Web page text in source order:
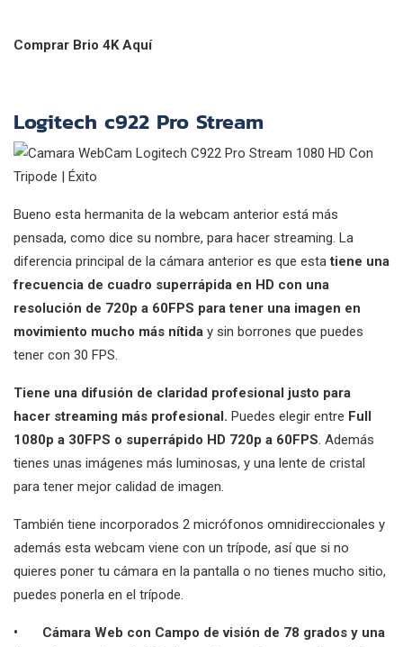
Comprar Brio 4K Aquí
Logitech c922 Pro Stream
Bueno esta hermanita de la webcam anterior está más
pensada, como dice su nombre, para hacer streaming. La
diferencia principal de la cámara anterior es que estatiene una
frecuencia de cuadro superrápida en HD con una
resolución de 720p a 60FPS para tener una imagen en
movimiento mucho más nítida y sin borrones que puedes
tener con 30 FPS.
Tiene una difusión de claridad profesional justo para
hacer streaming más profesional. Puedes elegir entre Full
1080p a 30FPS o superrápido HD 720p a 60FPS. Además
tienes unas imágenes más luminosas, y una lente de cristal
para tener mejor calidad de imagen.
También tiene incorporados 2 micrófonos omnidireccionales y
además esta webcam viene con un trípode, así que si no
quieres poner tu cámara en la pantalla o no tienes mucho sitio,
puedes ponerla en el trípode.
•
Cámara Web con Campo de visión de 78 grados y una